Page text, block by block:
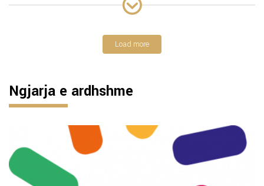
Load more
Ngjarja e ardhshme